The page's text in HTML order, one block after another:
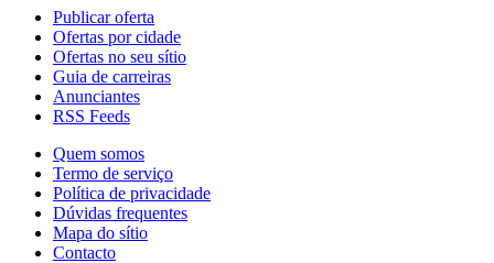
Publicar oferta
Ofertas por cidade
Ofertas no seu sítio
Guia de carreiras
Anunciantes
RSS Feeds
Quem somos
Termo de serviço
Política de privacidade
Dúvidas frequentes
Mapa do sítio
Contacto